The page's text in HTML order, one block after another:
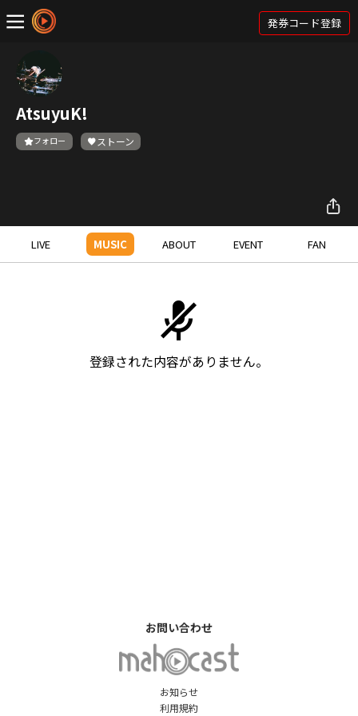
発券コード登録
AtsuyuK!
フォロー ストーン
LIVE MUSIC ABOUT EVENT FAN
登録された内容がありません。
お知らせ
利用規約
お問い合わせ